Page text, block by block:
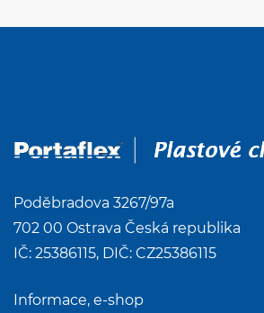
Poděbradova 3267/97a
702 00 Ostrava Česká republika
IČ: 25386115, DIČ: CZ25386115
Informace, e-shop